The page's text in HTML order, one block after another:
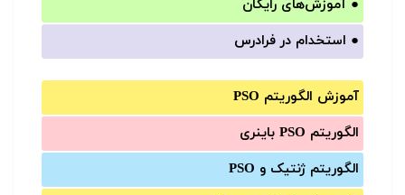
● آموزش‌های رایگان
● استخدام در فرادرس
آموزش الگوریتم PSO
الگوریتم PSO باینری
الگوریتم ژنتیک و PSO